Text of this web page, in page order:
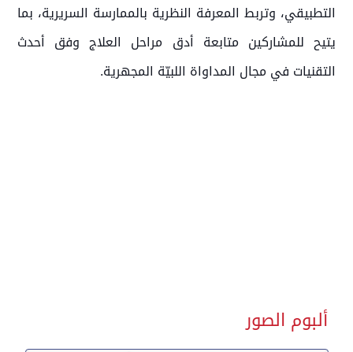
التطبيقي، وتربط المعرفة النظرية بالممارسة السريرية، بما
يتيح للمشاركين متابعة أدق مراحل العلاج وفق أحدث
التقنيات في مجال المداواة اللبيّة المجهرية.
ألبوم الصور